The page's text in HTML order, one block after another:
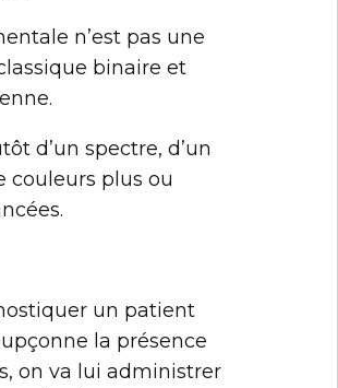
n’est pas une
binaire et
d’un spectre, d’un
couleurs plus ou
un patient
la présence
on va lui administrer